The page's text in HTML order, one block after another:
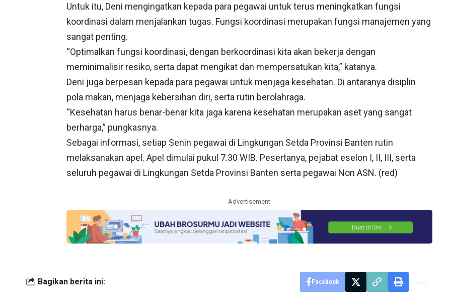
Untuk itu, Deni mengingatkan kepada para pegawai untuk terus meningkatkan fungsi
koordinasi dalam menjalankan tugas. Fungsi koordinasi merupakan fungsi manajemen yang
sangat penting.
“Optimalkan fungsi koordinasi, dengan berkoordinasi kita akan bekerja dengan
meminimalisir resiko, serta dapat mengikat dan mempersatukan kita,” katanya.
Deni juga berpesan kepada para pegawai untuk menjaga kesehatan. Di antaranya disiplin
pola makan, menjaga kebersihan diri, serta rutin berolahraga.
“Kesehatan harus benar-benar kita jaga karena kesehatan merupakan aset yang sangat
berharga,” pungkasnya.
Sebagai informasi, setiap Senin pegawai di Lingkungan Setda Provinsi Banten rutin
melaksanakan apel. Apel dimulai pukul 7.30 WIB. Pesertanya, pejabat eselon I, II, III, serta
seluruh pegawai di Lingkungan Setda Provinsi Banten serta pegawai Non ASN. (red)
- Advertisement -
Bagikan berita ini: Facebook